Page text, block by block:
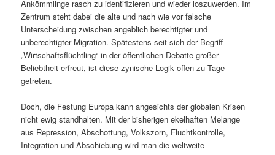
Ankömmlinge rasch zu identifizieren und wieder loszuwerden. Im
Zentrum steht dabei die alte und nach wie vor falsche
Unterscheidung zwischen angeblich berechtigter und
unberechtigter Migration. Spätestens seit sich der Begriff
„Wirtschaftsflüchtling“ in der öffentlichen Debatte großer
Beliebtheit erfreut, ist diese zynische Logik offen zu Tage
getreten.
Doch, die Festung Europa kann angesichts der globalen Krisen
nicht ewig standhalten. Mit der bisherigen ekelhaften Melange
aus Repression, Abschottung, Volkszorn, Fluchtkontrolle,
Integration und Abschiebung wird man die weltweite